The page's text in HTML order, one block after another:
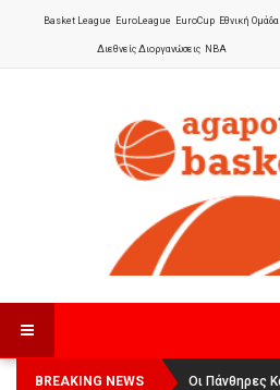
Basket League EuroLeague EuroCup Εθνική Ομάδα
Διεθνείς Διοργανώσεις NBA
BREAKING NEWS
Οι Πάνθηρες
Αναχώρησε για